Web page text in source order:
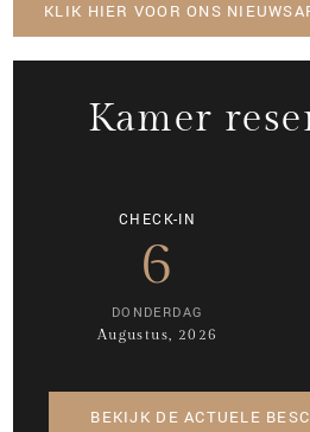
KLIK HIER VOOR ONS
Kamer
CHECK-IN
6
DONDERDAG
Augustus, 2026
BEKIJK DE ACTUELE